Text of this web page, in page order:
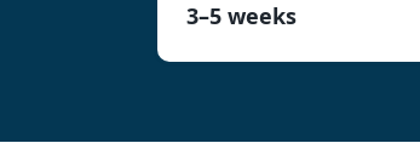
3–5 weeks